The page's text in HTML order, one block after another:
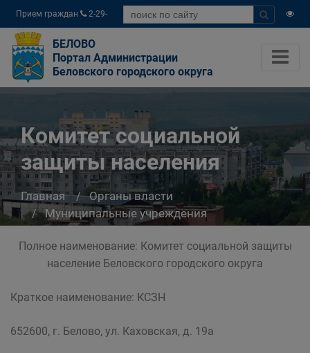
Прием граждан
2-29-
04
БЕЛОВО
Портал Администрации
Беловского городского округа
Комитет социальной
защиты населения
Главная
Органы власти
Муниципальные учреждения
Комитет социальной защиты населения
Полное наименование: Комитет социальной защиты
население Беловского городского округа
Краткое наименование: КСЗН
652600, г. Белово, ул. Каховская, д. 19а